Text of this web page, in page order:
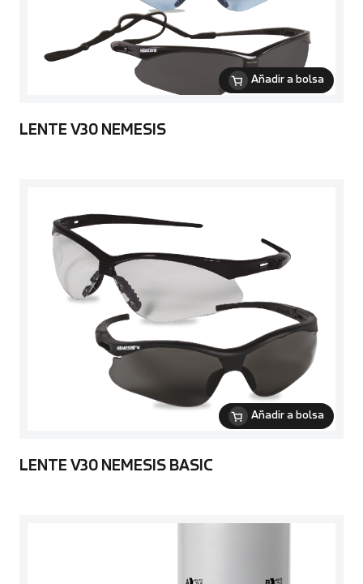
Añadir a bolsa
LENTE V30 NEMESIS
Añadir a bolsa
LENTE V30 NEMESIS BASIC